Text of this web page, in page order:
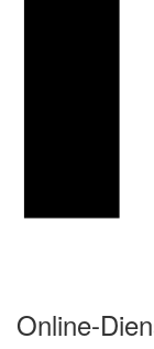
Online-